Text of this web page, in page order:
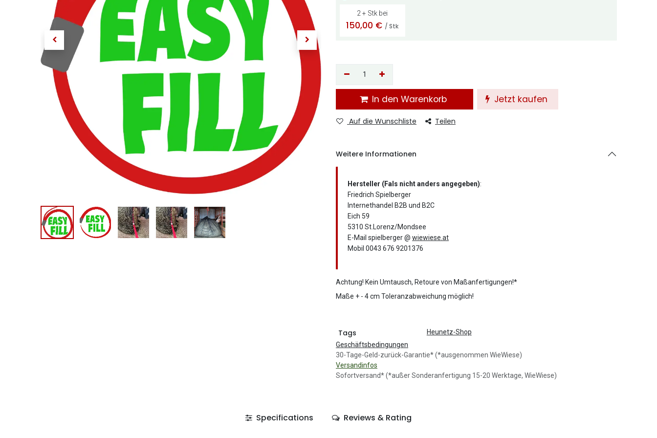
2 + Stk bei
150,00 € / Stk
In den Warenkorb Jetzt kaufen
Auf die Wunschliste Teilen
Weitere Informationen
Hersteller (Fals nicht anders angegeben):
Friedrich Spielberger
Internethandel B2B und B2C
Eich 59
5310 St.Lorenz/Mondsee
E-Mail spielberger @ wiewiese.at
Mobil 0043 676 9201376
Achtung! Kein Umtausch, Retoure von Maßanfertigungen!*
Maße + - 4 cm Toleranzabweichung möglich!
Tags
Heunetz-Shop
Geschäftsbedingungen
30-Tage-Geld-zurück-Garantie* (*ausgenommen WieWiese)
Versandinfos
Sofortversand* (*außer Sonderanfertigung 15-20 Werktage, WieWiese)
Specifications Reviews & Rating